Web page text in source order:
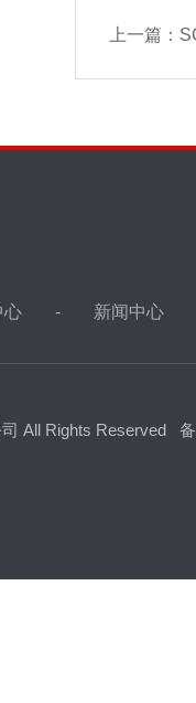
上一篇：
心 新闻中心
All Rights Reserved